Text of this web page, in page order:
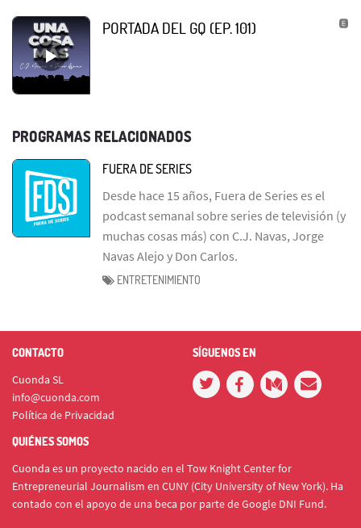
PORTADA DEL GQ (EP. 101)
PROGRAMAS RELACIONADOS
FUERA DE SERIES
Desde hace 15 años, Fuera de Series es el
podcast semanal sobre series de televisión (y
muchas cosas más) con C.J. Navas, Jorge
Navas Alejo y Don Carlos.
ENTRETENIMIENTO
CONTACTO
Cuonda SL
info@cuonda.com
Política de Privacidad
SÍGUENOS EN
QUIÉNES SOMOS
Cuonda es un proyecto nacido en el Tow Knight Center for
Entrepreneurial Journalism en CUNY (City University of New York). Ha
contado con el apoyo de una beca por parte de Google DNI Fund.